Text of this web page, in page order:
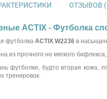
ОТЗЫВОВ
ACTIX - Футболка
футболка ACTIX W2236 в
из прочного но мягкого
футболки, будто вторая кожа,
тренировок.